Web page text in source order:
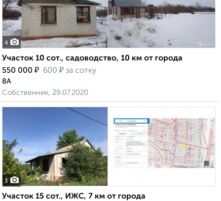
4
Участок 10 сот., садоводство, 10 км от города
550 000 ₽ 600 ₽ за сотку
8А
Собственник, 29.07.2020
3
Участок 15 сот., ИЖС, 7 км от города